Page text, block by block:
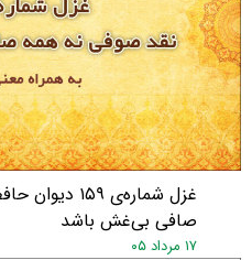
غزل شماره‌ی
صافی بی‌غش باشد
۱۷ مرداد ۰۵